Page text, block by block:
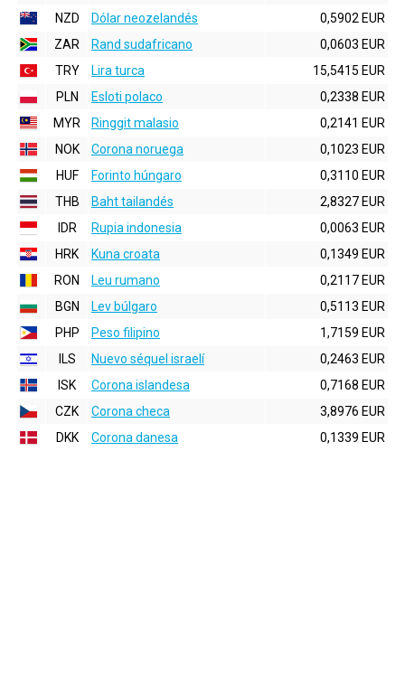
NZD
Dólar neozelandés
0,5902 EUR
ZAR
Rand sudafricano
0,0603 EUR
TRY
Lira turca
15,5415 EUR
PLN
Esloti polaco
0,2338 EUR
MYR
Ringgit malasio
0,2141 EUR
NOK
Corona noruega
0,1023 EUR
HUF
Forinto húngaro
0,3110 EUR
THB
Baht tailandés
2,8327 EUR
IDR
Rupia indonesia
0,0063 EUR
HRK
Kuna croata
0,1349 EUR
RON
Leu rumano
0,2117 EUR
BGN
Lev búlgaro
0,5113 EUR
PHP
Peso filipino
1,7159 EUR
ILS
Nuevo séquel israelí
0,2463 EUR
ISK
Corona islandesa
0,7168 EUR
CZK
Corona checa
3,8976 EUR
DKK
Corona danesa 0,1339 EUR